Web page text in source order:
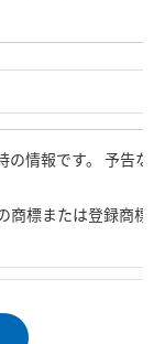
情報です。 予告な
標または登録商標